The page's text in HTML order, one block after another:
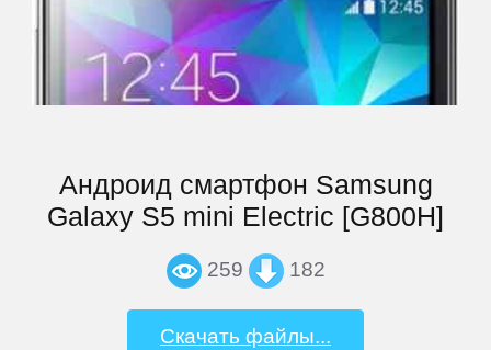
Андроид смартфон Samsung
Galaxy S5 mini Electric [G800H]
259 182
Скачать файлы...
Explay
Flycat